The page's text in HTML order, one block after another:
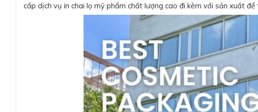
cấp dịch vụ in chai lọ mỹ phẩm chất lượng cao đi kèm với sản xuất